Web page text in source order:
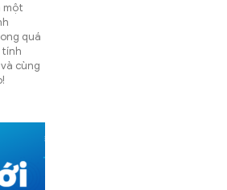
một
quá
tính
cùng